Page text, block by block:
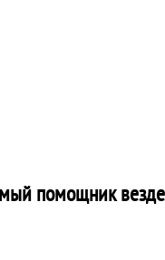
помощник